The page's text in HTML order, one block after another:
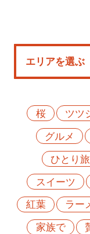
桜
ツツ
グルメ
ひとり旅
スイーツ
紅葉
ラー
家族で